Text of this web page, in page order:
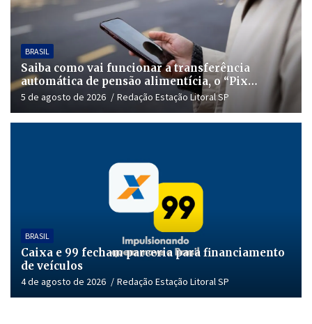
BRASIL
Saiba como vai funcionar a transferência
automática de pensão alimentícia, o “Pix
Pensão”
5 de agosto de 2026 Redação Estação Litoral SP
BRASIL
Caixa e 99 fecham parceria para financiamento
de veículos
4 de agosto de 2026 Redação Estação Litoral SP